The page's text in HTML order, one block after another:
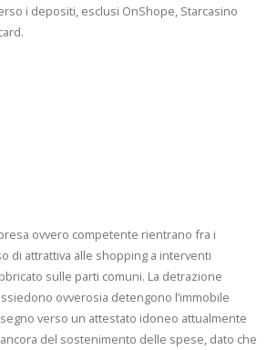
i depositi, esclusi OnShope, Starcasino
ovvero competente rientrano fra i
di attrattiva alle shopping a interventi
sulle parti comuni. La detrazione
ovverosia detengono l’immobile
verso un attestato idoneo attualmente
del sostenimento delle spese, dato che